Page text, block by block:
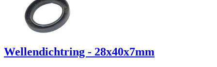
Wellendichtring - 28x40x7mm